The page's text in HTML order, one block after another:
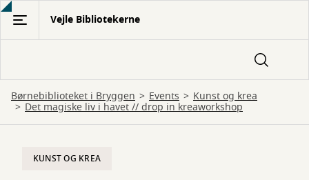
Gå
hovedindhold
Vejle Bibliotekerne
Børnebiblioteket i Bryggen Events Kunst og krea
Det magiske liv i havet // drop in kreaworkshop
KUNST OG KREA